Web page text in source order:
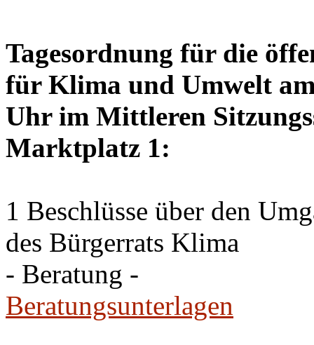
Tagesordnung für die
für Klima und Umwelt
Uhr im Mittleren
Marktplatz 1:
1 Beschlüsse über den
des Bürgerrats Klima
- Beratung -
Beratungsunterlagen